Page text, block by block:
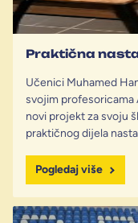
Praktična
Učenici Muhamed
svojim profesoricama
novi projekt za svoju
praktičnog dijela
Pogledaj više